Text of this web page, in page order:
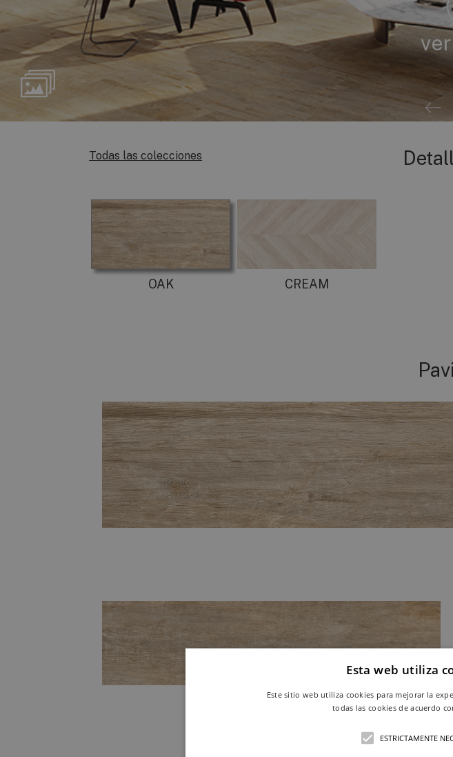
Todas las colecciones
OAK CREAM
OAK ANTISLIP
100 X 24,8 cm
Esta web utiliza
Este sitio web utiliza cookies para mejorar la
todas las cookies de acuerdo
ESTRICTAMENTE